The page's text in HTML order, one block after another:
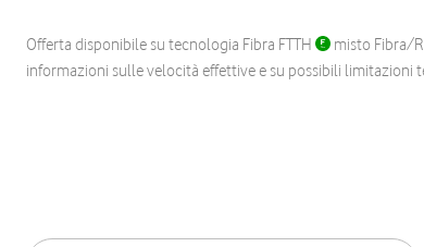
Offerta disponibile su tecnologia Fibra FTTH misto Fibra/
informazioni sulle velocità effettive e su possibili limitazioni